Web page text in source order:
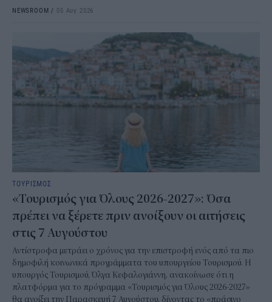
NEWSROOM / 05 Αυγ 2026
ΤΟΥΡΙΣΜΟΣ
«Τουρισμός για Όλους 2026-2027»: Όσα
πρέπει να ξέρετε πριν ανοίξουν οι αιτήσεις
στις 7 Αυγούστου
Αντίστροφα μετράει ο χρόνος για την επιστροφή ενός από τα πιο
δημοφιλή κοινωνικά προγράμματα του υπουργείου Τουρισμού. Η
υπουργός Τουρισμού, Όλγα Κεφαλογιάννη, ανακοίνωσε ότι η
πλατφόρμα για το πρόγραμμα «Τουρισμός για Όλους 2026-2027»
θα ανοίξει την Παρασκευή 7 Αυγούστου, δίνοντας το «πράσινο